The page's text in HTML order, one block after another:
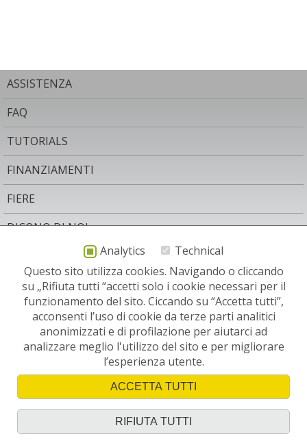
ASSISTENZA
FAQ
TUTORIALS
FINANZIAMENTI
FIERE
DICONO DI NOI
CONTATTO
NEWSLETTER
SITI RELEVANTI:
Analytics
Technical
Questo sito utilizza cookies. Navigando o cliccando
su „Rifiuta tutti “accetti solo i cookie necessari per il
funzionamento del sito. Ciccando su “Accetta tutti”,
acconsenti l’uso di cookie da terze parti analitici
anonimizzati e di profilazione per aiutarci ad
analizzare meglio l'utilizzo del sito e per migliorare
l’esperienza utente.
ACCETTA TUTTI
RIFIUTA TUTTI